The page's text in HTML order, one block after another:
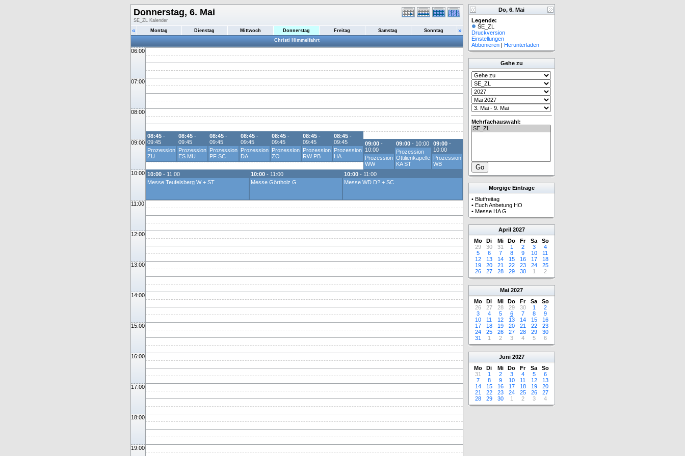
Donnerstag, 6. Mai
SE_ZL Kalender
« Montag Dienstag Mittwoch Donnerstag Freitag Samstag Sonntag »
Christi Himmelfahrt
06:00
07:00
08:00
08:45-
09:45
Prozession
ZU
08:45-
09:45
Prozession
ES MU
08:45-
09:45
Prozession
PF SC
08:45-
09:45
Prozession
DA
08:45-
09:45
Prozession
ZO
08:45-
09:45
Prozession
RW PB
08:45-
09:45
Prozession
HA
09:00 09:00-
10:00
Prozession
WW
09:00- 10:00
Prozession
Ottilienkapelle
KA ST
09:00-
10:00
Prozession
WB
10:00 10:00- 11:00
Messe Teufelsberg W + ST
10:00- 11:00
Messe Görtholz G
10:00- 11:00
Messe WD D? + SC
11:00
12:00
13:00
14:00
15:00
16:00
17:00
18:00
19:00
Do, 6. Mai
Legende:
SE_ZL
Druckversion
Einstellungen
Abbonieren| Herunterladen
Gehe zu
Mehrfachauswahl:
Morgige Einträge
• Blutfreitag
• Euch Anbetung HO
• Messe HA G
April 2027
Mo
Di Mi Do Fr Sa
So
29
30 31 1 2 3
4
5
6 7 8 9 10
11
12
13 14 15 16 17
18
19
20 21 22 23 24
25
26
27 28 29 30 1 2
Mai 2027
Mo
Di Mi Do Fr Sa
So
26
27 28 29 30 1
2
3
4 5 6 7 8
9
10
11 12 13 14 15
16
17
18 19 20 21 22
23
24
25 26 27 28 29
30
31
1 2 3 4 5 6
Juni 2027
Mo
Di Mi Do Fr Sa
So
31
1 2 3 4 5
6
7
8 9 10 11 12
13
14
15 16 17 18 19
20
21
22 23 24 25 26
27
28
29 30 1 2 3 4